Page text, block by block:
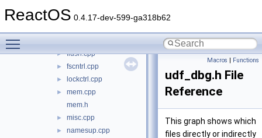
ReactOS 0.4.17-dev-599-ga318b62
► fastio.cpp
► flush.cpp
► fscntrl.cpp
► lockctrl.cpp
►
mem.cpp
mem.h
► misc.cpp
► namesup.cpp
Macros | Functions
udf_dbg.h File
Reference
This graph shows which
files directly or indirectly